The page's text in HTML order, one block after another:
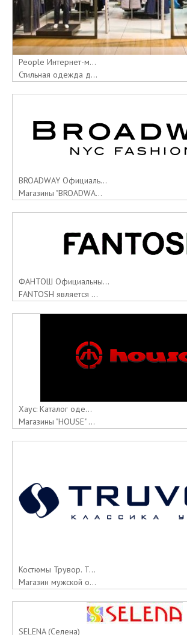
People Интернет-м...
Стильная одежда д...
BROADWAY Официаль...
Магазины "BROADWA...
ФАНТОШ Официальны...
FANTOSH является ...
Хаус: Каталог оде...
Магазины "HOUSE" ...
Костюмы Трувор. T...
Магазин мужской о...
SELENA (Селена)